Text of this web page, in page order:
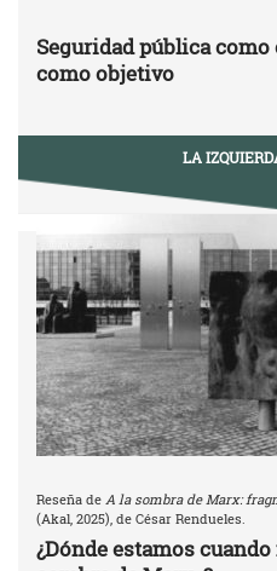
Seguridad pública
como objetivo
LA
Reseña de A la sombra de Marx:
(Akal, 2025), de César Rendueles.
¿Dónde estamos